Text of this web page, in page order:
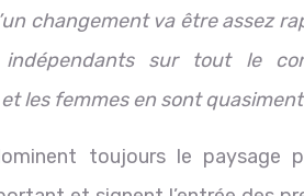
changement va être assez
indépendants sur tout le
les femmes en sont
toujours le paysage